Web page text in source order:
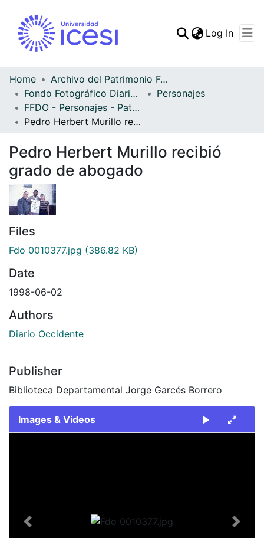
Statistics
Log In
Home
Archivo del Patrimonio Fotográfico y Fílmico del Valle del Cauca
Fondo Fotográfico Diario Occidente
Personajes
FFDO - Personajes - Patrimonial
Pedro Herbert Murillo recibió grado de abogado
Pedro Herbert Murillo recibió
grado de abogado
Files
Fdo 0010377.jpg (386.82 KB)
Date
1998-06-02
Authors
Diario Occidente
Publisher
Biblioteca Departamental Jorge Garcés Borrero
Images & Videos
Previous Next